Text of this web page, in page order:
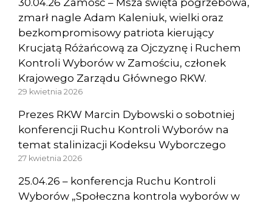
zmarł nagle Adam Kaleniuk, wielki oraz
bezkompromisowy patriota kierujący
Krucjatą Różańcową za Ojczyznę i Ruchem
Kontroli Wyborów w Zamościu, członek
Krajowego Zarządu Głównego RKW.
29 kwietnia 2026
Prezes RKW Marcin Dybowski o sobotniej
konferencji Ruchu Kontroli Wyborów na
temat stalinizacji Kodeksu Wyborczego
27 kwietnia 2026
25.04.26 – konferencja Ruchu Kontroli
Wyborów „Społeczna kontrola wyborów w